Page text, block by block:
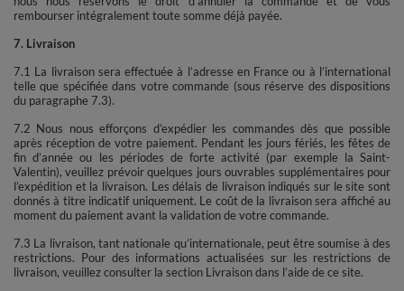
rembourser intégralement toute somme déjà payée.
7. Livraison
7.1 La livraison sera effectuée à l’adresse en France ou à l’international
telle que spécifiée dans votre commande (sous réserve des dispositions
du paragraphe 7.3).
7.2 Nous nous efforçons d’expédier les commandes dès que possible
après réception de votre paiement. Pendant les jours fériés, les fêtes de
fin d’année ou les périodes de forte activité (par exemple la Saint-
Valentin), veuillez prévoir quelques jours ouvrables supplémentaires pour
l’expédition et la livraison. Les délais de livraison indiqués sur le site sont
donnés à titre indicatif uniquement. Le coût de la livraison sera affiché au
moment du paiement avant la validation de votre commande.
7.3 La livraison, tant nationale qu’internationale, peut être soumise à des
restrictions. Pour des informations actualisées sur les restrictions de
livraison, veuillez consulter la section Livraison dans l’aide de ce site.